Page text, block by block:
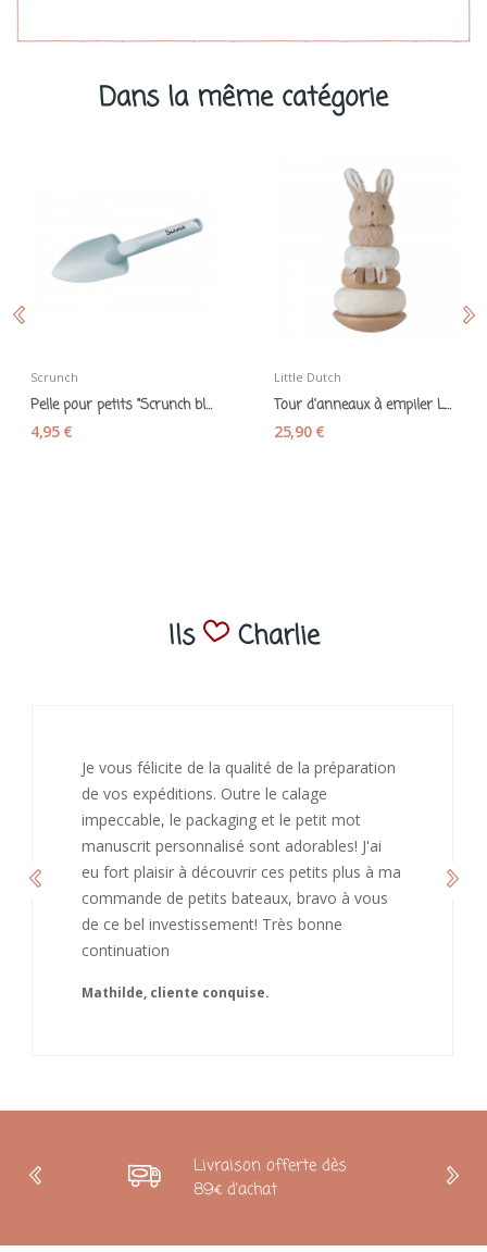
Dans la même catégorie
Scrunch
Pelle pour petits "Scrunch bleu"
4,95 €
Little Dutch
Tour d'anneaux à empiler Lapin Baby bunny -...
25,90 €
Ils Charlie
J’ai adoré ouvrir ce paquet votre message est
bienveillant et fait plaisir. Je ne manquerai pas
de recommandé chez vous. Bonne
continuation et merci à vous.
Caroline
Livraison offerte dès
89€ d'achat